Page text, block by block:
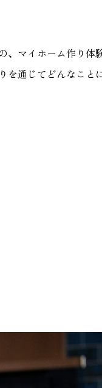
マイホーム作り体
を通じてどんなこと